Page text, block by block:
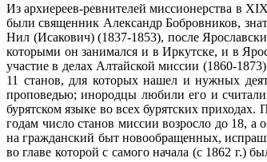
Из архиереев-ревнителей миссионерства в
были священник Александр Бобровников,
Нил (Исакович) (1837-1853), после
которыми он занимался и в Иркутске, и в
участие в делах Алтайской миссии (1860-
11 станов, для которых нашел и нужных
проповедью; инородцы любили его и
бурятском языке во всех бурятских
годам число станов миссии возросло до 18,
на гражданский быт новообращенных,
во главе которой с самого начала (с 1862 г.)